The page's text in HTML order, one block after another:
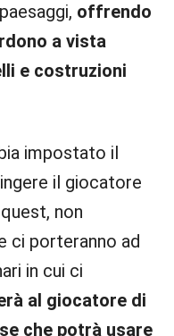
offrendo
a vista
e costruzioni
impostato il
il giocatore
non
ci porteranno ad
in cui ci
al giocatore di
che potrà usare